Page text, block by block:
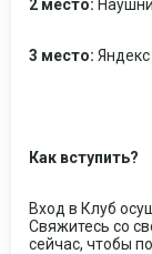
2 место:
3 место:
Как вступить?
Вход в Клуб
Свяжитесь со
сейчас, чтобы